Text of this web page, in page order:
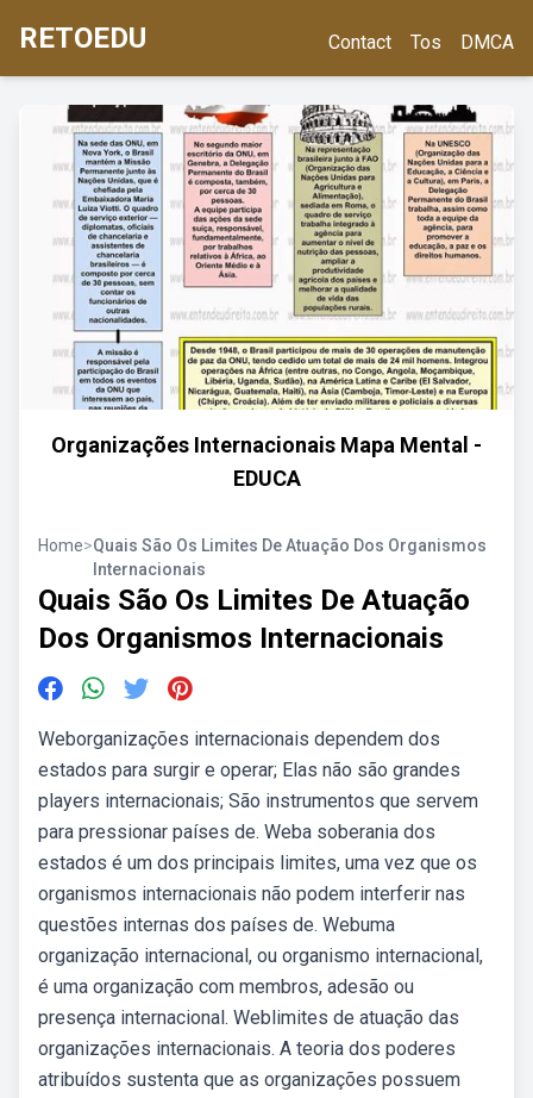
RETOEDU Contact Tos DMCA
Organizações Internacionais Mapa Mental -
EDUCA
Home>Quais São Os Limites De Atuação Dos Organismos
Internacionais
Quais São Os Limites De Atuação
Dos Organismos Internacionais
Weborganizações internacionais dependem dos
estados para surgir e operar; Elas não são grandes
players internacionais; São instrumentos que servem
para pressionar países de. Weba soberania dos
estados é um dos principais limites, uma vez que os
organismos internacionais não podem interferir nas
questões internas dos países de. Webuma
organização internacional, ou organismo internacional,
é uma organização com membros, adesão ou
presença internacional. Weblimites de atuação das
organizações internacionais. A teoria dos poderes
atribuídos sustenta que as organizações possuem